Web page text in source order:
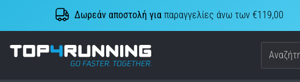
Δωρεάν αποστολή γιαπαραγγελίες άνω των €119,00
Top4Running.cy